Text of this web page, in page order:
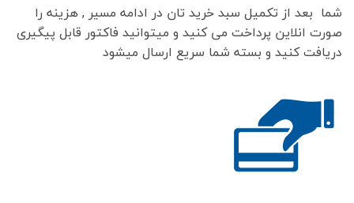
شما بعد از تکمیل سبد خرید تان در ادامه مسیر , هزینه را
صورت انلاین پرداخت می کنید و میتوانید فاکتور قابل پیگیری
دریافت کنید و بسته شما سریع ارسال میشود